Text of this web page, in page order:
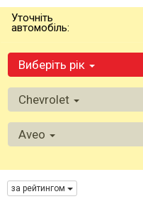
Уточніть
автомобіль:
Виберіть рік
Chevrolet
Aveo
за рейтингом